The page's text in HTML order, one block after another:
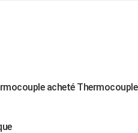
acheté Thermocouple